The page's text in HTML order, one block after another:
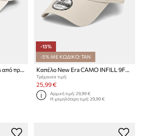
New Era καπέλο μπέιζμπολ από πρόσμιξη λινού LINEN 9TWENTY®
-13%
-5% ΜΕ ΚΩΔΙΚΟ: TAN
Καπέλο New Era CAMO INFILL 9FORTY®
Τρέχουσα τιμή:
25,99 €
Αρχική τιμή:29,99 €
Η χαμηλότερη τιμή:29,99 €